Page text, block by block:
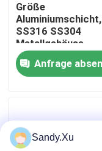
Treten Sie mit
Nachrichten
Fordern Sie ein
Größe
Aluminiumschicht,
SS316 SS304
Metallgehäuse
Anfrage
Sandy.Xu